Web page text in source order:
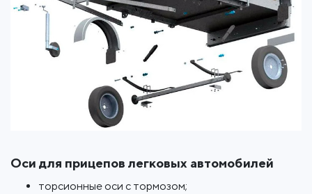
Оси для прицепов легковых автомобилей
торсионные оси с тормозом;